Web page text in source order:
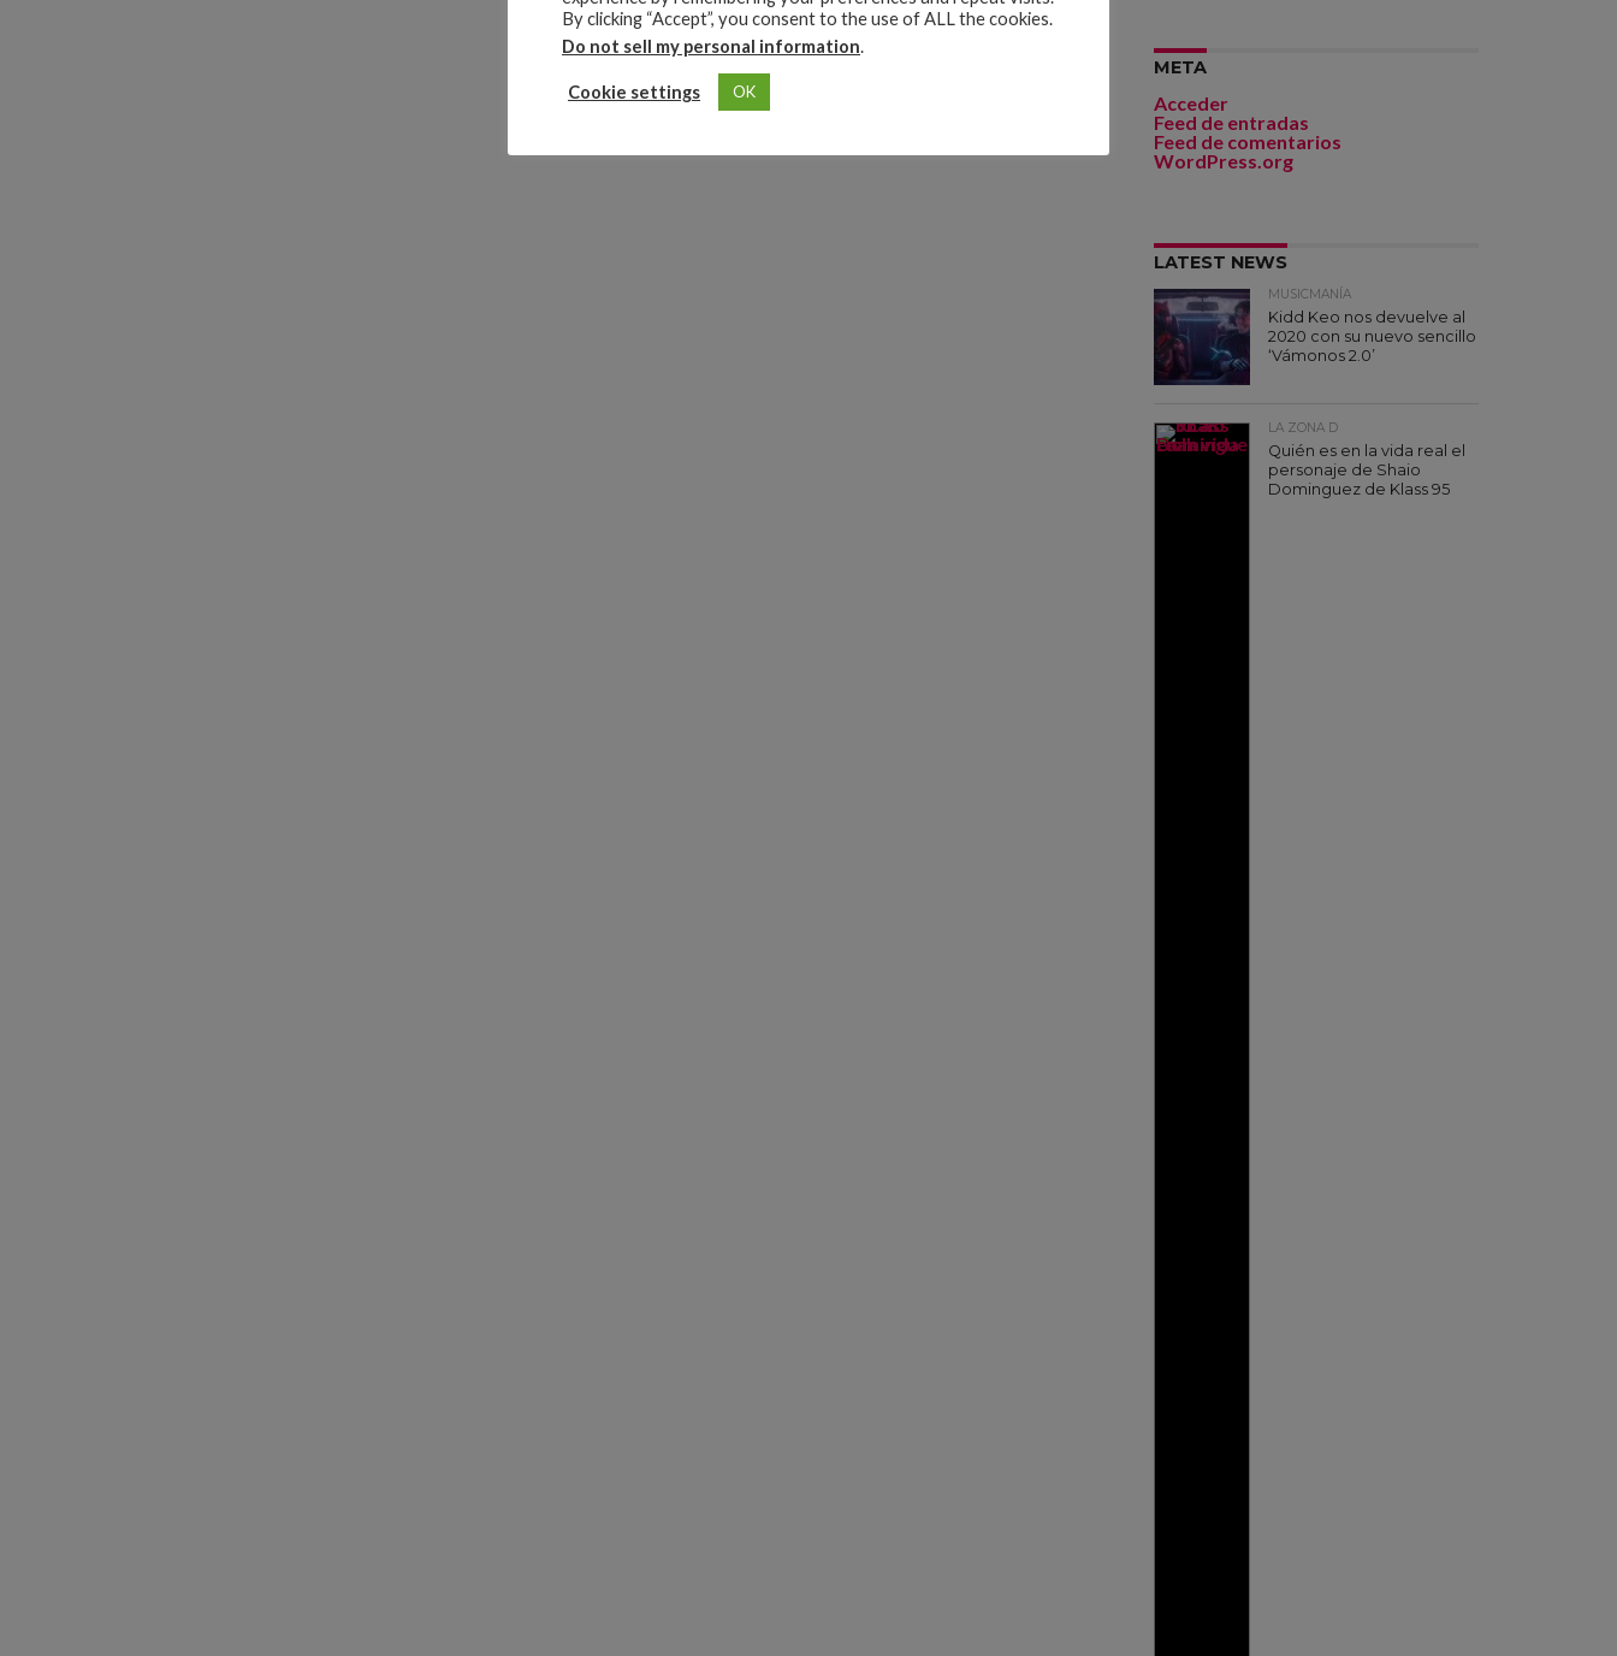
META
Acceder
Feed de entradas
Feed de comentarios
WordPress.org
LATEST NEWS
MUSICMANÍA
Kidd Keo nos devuelve al
2020 con su nuevo sencillo
‘Vámonos 2.0’
LA ZONA D
Quién es en la vida real el
personaje de Shaio
Dominguez de Klass 95
By clicking “Accept”, you consent to the use of ALL the cookies.
Do not sell my personal information.
Cookie settings OK